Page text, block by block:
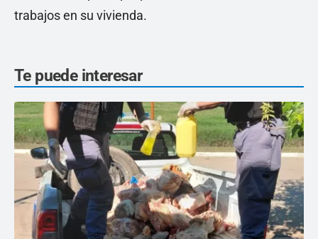
trabajos en su vivienda.
Te puede interesar